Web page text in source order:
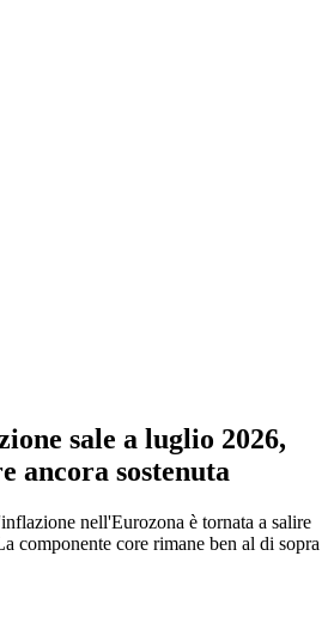
sale a luglio 2026,
ancora sostenuta
nell'Eurozona è tornata a salire
componente core rimane ben al di sopra